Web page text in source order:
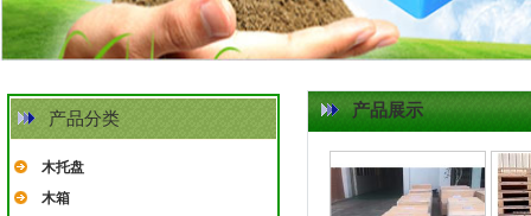
产品分类
木托盘
木箱
产品展示